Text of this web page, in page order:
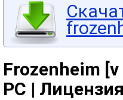
Frozenheim
PC | Лицензия